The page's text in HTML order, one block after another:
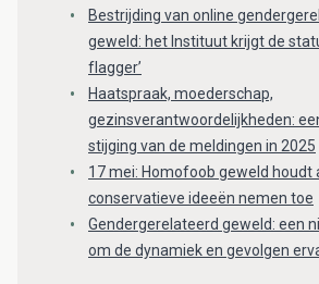
Bestrijding van online
geweld: het Instituut krijgt de
flagger’
Haatspraak, moederschap,
gezinsverantwoordelijkheden:
stijging van de meldingen in 2025
17 mei: Homofoob geweld houdt
conservatieve ideeën nemen toe
Gendergerelateerd geweld: een
om de dynamiek en gevolgen